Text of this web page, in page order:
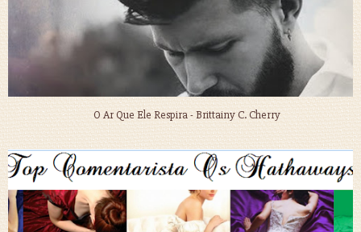
O Ar Que Ele Respira - Brittainy C. Cherry